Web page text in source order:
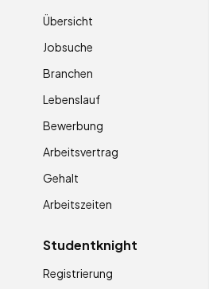
Übersicht
Jobsuche
Branchen
Lebenslauf
Bewerbung
Arbeitsvertrag
Gehalt
Arbeitszeiten
Studentknight
Registrierung